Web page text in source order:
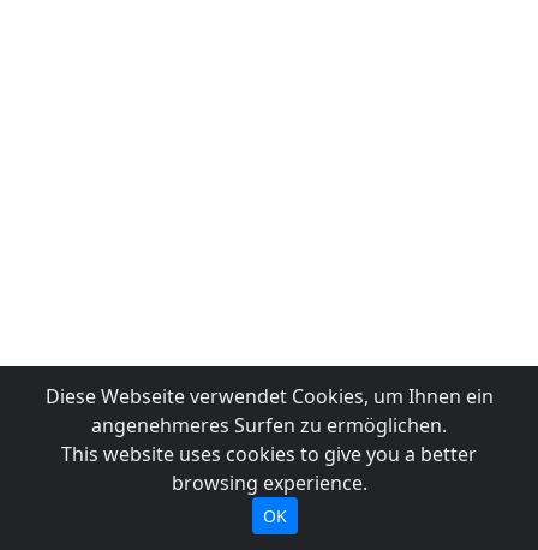
Diese Webseite verwendet Cookies, um Ihnen ein
angenehmeres Surfen zu ermöglichen.
This website uses cookies to give you a better
browsing experience.
OK